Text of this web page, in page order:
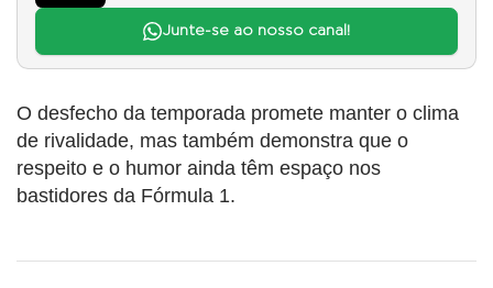
Junte-se ao nosso canal!
O desfecho da temporada promete manter o clima
de rivalidade, mas também demonstra que o
respeito e o humor ainda têm espaço nos
bastidores da Fórmula 1.